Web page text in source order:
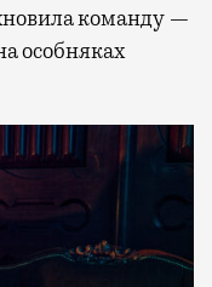
команду —
особняках